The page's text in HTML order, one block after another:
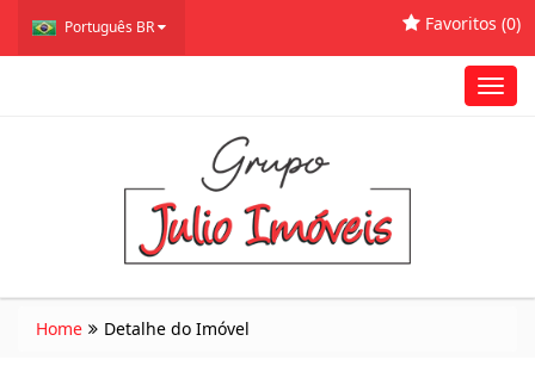
Português BR Favoritos (0)
Home Detalhe do Imóvel